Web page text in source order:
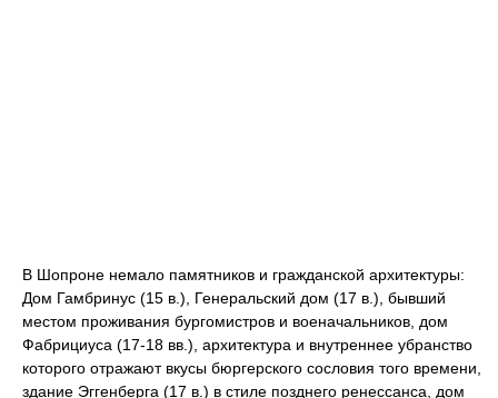
В Шопроне немало памятников и гражданской архитектуры:
Дом Гамбринус (15 в.), Генеральский дом (17 в.), бывший
местом проживания бургомистров и военачальников, дом
Фабрициуса (17-18 вв.), архитектура и внутреннее убранство
которого отражают вкусы бюргерского сословия того времени,
здание Эггенберга (17 в.) в стиле позднего ренессанса, дом